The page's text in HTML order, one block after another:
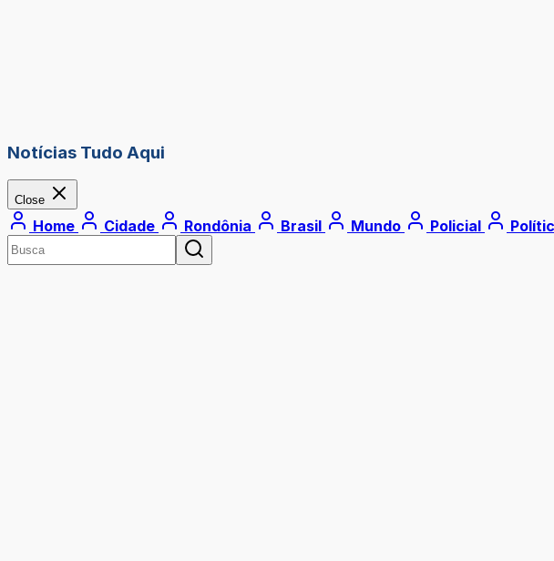
Notícias Tudo Aqui
Close
Home Cidade Rondônia Brasil Mundo Policial